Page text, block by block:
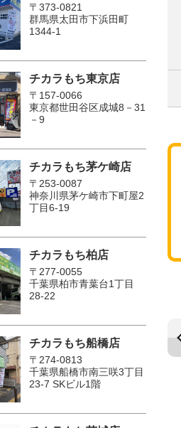
〒373-0821
群馬県太田市下浜田町
1344-1
チカラもち東京店
〒157-0066
東京都世田谷区成城8－31
－9
チカラもち茅ケ崎店
〒253-0087
神奈川県茅ケ崎市下町屋2
丁目6-19
チカラもち柏店
〒277-0055
千葉県柏市青葉台1丁目
28-22
チカラもち船橋店
〒274-0813
千葉県船橋市南三咲3丁目
23-7 SKビル1階